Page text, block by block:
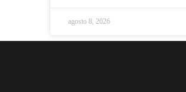
agosto 8, 2026